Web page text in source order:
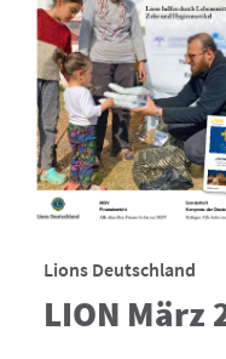
Lions Deutschland
LION März